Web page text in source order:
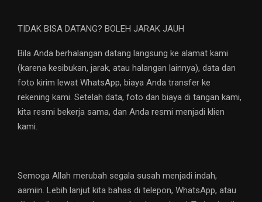
TIDAK BISA DATANG? BOLEH JARAK JAUH
Bila Anda berhalangan datang langsung ke alamat kami
(karena kesibukan, jarak, atau halangan lainnya), data dan
foto kirim lewat WhatsApp, biaya Anda transfer ke
rekening kami. Setelah data, foto dan biaya di tangan kami,
kita resmi bekerja sama, dan Anda resmi menjadi klien
kami.
Semoga Allah merubah segala susah menjadi indah,
aamiin. Lebih lanjut kita bahas di telepon, WhatsApp, atau